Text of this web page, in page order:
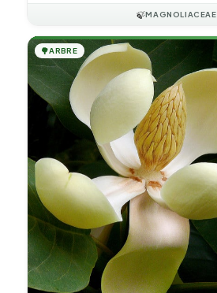
🍃MAGNOLIACEAE
🌳ARBRE